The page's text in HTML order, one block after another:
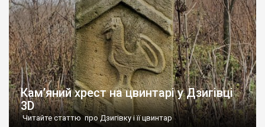
Кам’яний хрест на цвинтарі у Дзигівці
3D
Читайте статтю про Дзигівку і її цвинтар